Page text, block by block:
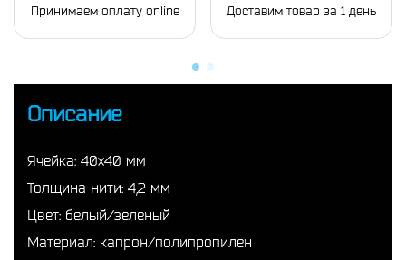
Принимаем оплату online Доставим товар за 1 день
Описание
Ячейка: 40х40 мм
Толщина нити: 4,2 мм
Цвет: белый/зеленый
Материал: капрон/полипропилен